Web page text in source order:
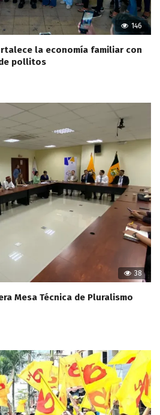
146
la economía familiar con
pollitos
38
Mesa Técnica de Pluralismo